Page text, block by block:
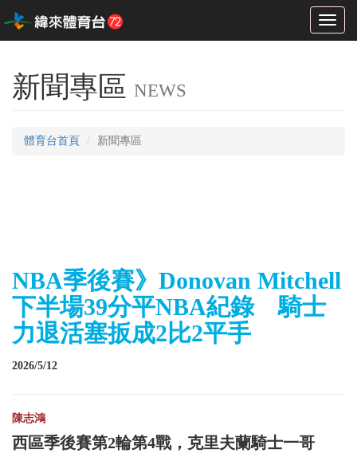
Toggle
新聞專區 NEWS
體育台首頁 新聞專區
NBA季後賽》Donovan Mitchell
下半場39分平NBA紀錄 騎士
力退活塞扳成2比2平手
2026/5/12
陳志鴻
西區季後賽第2輪第4戰，克里夫蘭騎士一哥